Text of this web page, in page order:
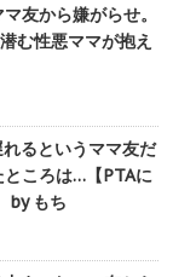
友から嫌がらせ。
む性悪ママが抱え
るというママ友だ
ところは…【PTAに
by もち